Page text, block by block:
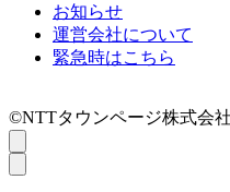
お知らせ
運営会社について
緊急時はこちら
©NTTタウンページ株式会社